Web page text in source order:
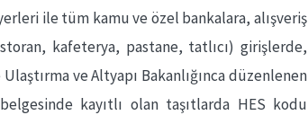
ile tüm kamu ve özel bankalara, alışveriş
kafeterya, pastane, tatlıcı) girişlerde,
ve Altyapı Bakanlığınca düzenlenen
kayıtlı olan taşıtlarda HES kodu